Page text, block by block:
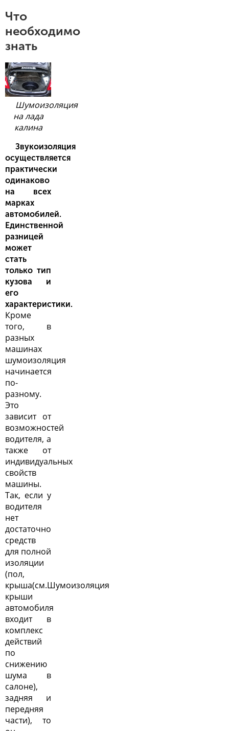
Что
необходимо
знать
Шумоизоляция
на лада
калина
Звукоизоляция
осуществляется
практически
одинаково
на всех
марках
автомобилей.
Единственной
разницей
может
стать
только тип
кузова и
его
характеристики.
Кроме
того, в
разных
машинах
шумоизоляция
начинается
по-
разному.
Это
зависит от
возможностей
водителя, а
также от
индивидуальных
свойств
машины.
Так, если у
водителя
нет
достаточно
средств
для полной
изоляции
(пол,
крыша(см.Шумоизоляция
крыши
автомобиля
входит в
комплекс
действий
по
снижению
шума в
салоне),
задняя и
передняя
части), то